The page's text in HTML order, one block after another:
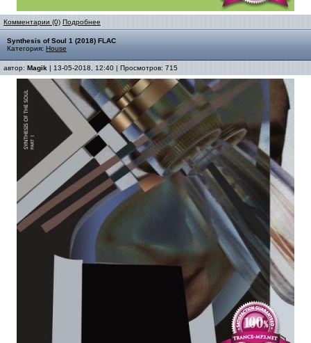
Комментарии (0) Подробнее
Synthesis of Soul 1 (2018) FLAC
Категория: House
автор: Magik | 13-05-2018, 12:40 | Просмотров: 715